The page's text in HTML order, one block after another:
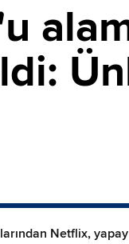
Netflix, yapay